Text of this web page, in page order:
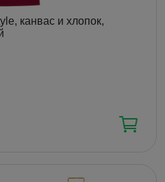
канвас и хлопок,